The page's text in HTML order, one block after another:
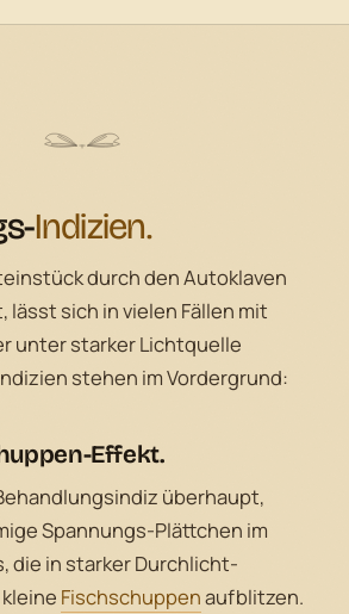
Indizien.
durch den Autoklaven
lässt sich in vielen Fällen mit
unter starker Lichtquelle
stehen im Vordergrund:
Effekt.
überhaupt,
Spannungs-Plättchen im
die in starker Durchlicht-
Fischschuppenaufblitzen.